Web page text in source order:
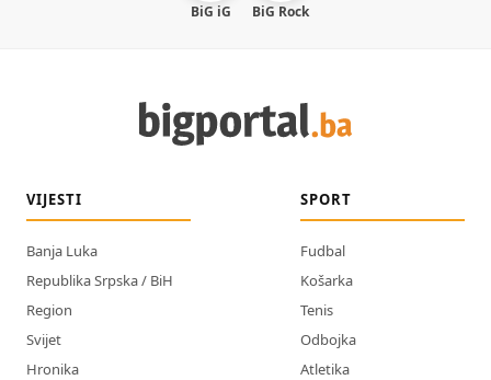
BiG iG BiG Rock
VIJESTI
Banja Luka
Republika Srpska / BiH
Region
Svijet
Hronika
SPORT
Fudbal
Košarka
Tenis
Odbojka
Atletika